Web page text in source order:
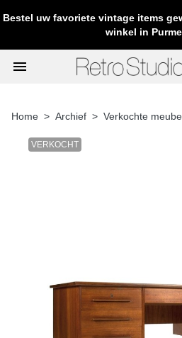
Bestel uw favoriete vintage items
winkel in
menu
Home Archief Verkochte
VERKOCHT